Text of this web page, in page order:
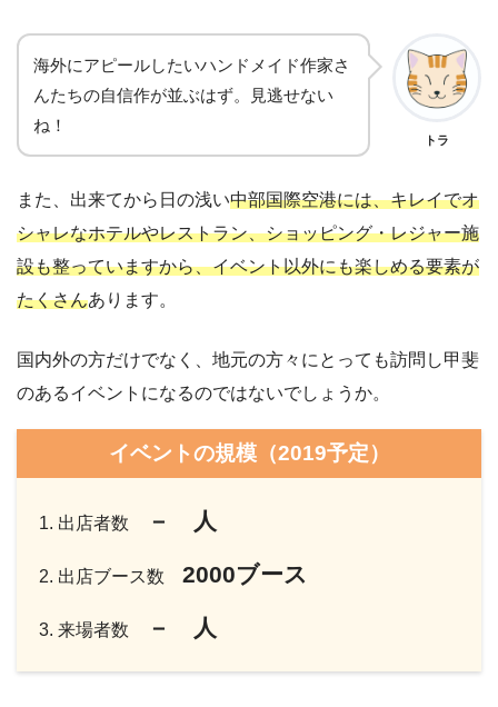
海外にアピールしたいハンドメイド作家さ
んたちの自信作が並ぶはず。見逃せない
ね！
トラ
また、出来てから日の浅い中部国際空港には、キレイでオ
シャレなホテルやレストラン、ショッピング・レジャー施
設も整っていますから、イベント以外にも楽しめる要素が
たくさんあります。
国内外の方だけでなく、地元の方々にとっても訪問し甲斐
のあるイベントになるのではないでしょうか。
イベントの規模（2019予定）
出店者数 － 人
出店ブース数2000ブース
来場者数 － 人